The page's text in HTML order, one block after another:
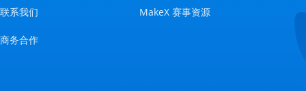
联系我们
商务合作
MakeX 赛事资源